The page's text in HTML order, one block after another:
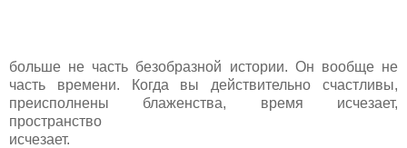
больше не часть безобразной истории. Он вообще не
часть времени. Когда вы действительно счастливы,
преисполнены блаженства, время исчезает,
пространство
исчезает.